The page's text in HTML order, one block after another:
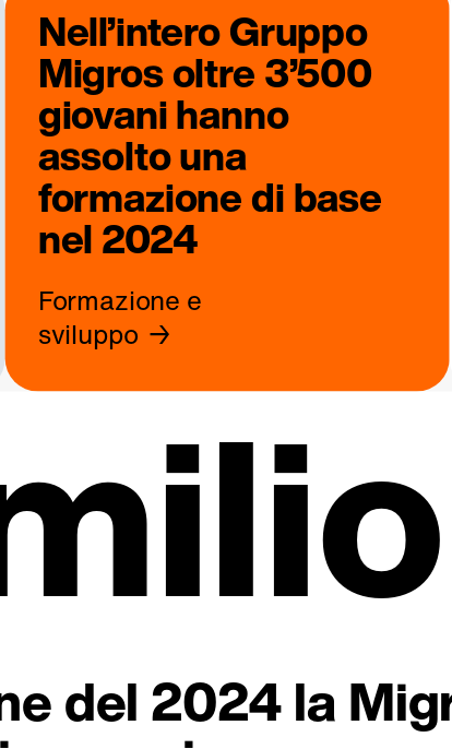
Nell’intero Gruppo
Migros oltre 3’500
giovani hanno
assolto una
formazione di base
nel 2024
Formazione e
sviluppo
del 2024 la